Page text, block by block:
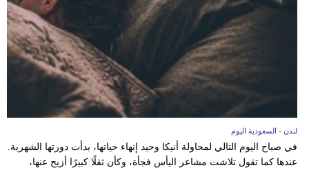
لندن - السعودية اليوم
في صباح اليوم التالي لمحاولة أنيكا وحيد إنهاء حياتها، بدأت دورتها الشهرية.
عندها كما تقول تلاشت مشاعر اليأس فجأة، وكأن ثقلًا كبيرًا أزيح عنها،